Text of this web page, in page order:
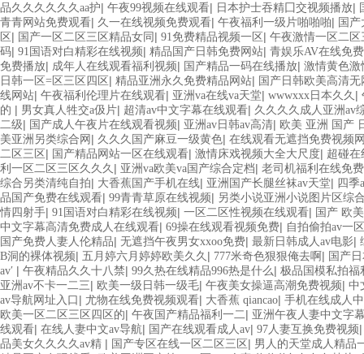
品久久久久久久aa护| 午夜99视频在线观看| 日本护士吞精囗交视频播放|
青青网站免费观看| 久一在线视频免费观看| 午夜福利一级片啪啪啪| 国
区 | 国产一区二区三区精品女同 | 91免费精品视频一区 | 午夜激情一区二区
码| 91国语对白精彩在线视频| 精品国产日韩免费网站| 青娱乐AV在线免
免费播放| 成年人在线观看福利视频| 国产精品一码在线播放| 激情黄色激
日韩一区=区三区四区 | 精品亚洲永久免费精品网站| 国产日韩欧美高清无
线网站| 午夜福利伦理片在线观看| 亚洲va在线va天堂| wwwxxx日本久久 |
的 | 男女真人牲交a伋片| 超清av中文字幕在线观看| 久久久久成人亚洲av
二级| 国产成人午夜片在线观看视频| 亚洲av日韩av高清| 欧美 亚洲 国产
美亚洲另类综合网 | 久久久国产麻豆一级黄色| 在线观看无遮挡免费视频
二区三区 | 国产精品网站一区在线观看| 激情床戏视频大全大尺度| 超碰在
利一区二区三区久久久 | 亚洲va欧美va国产综合定档| 老司机福利在线免
综合另类清纯自拍| 大香蕉国产手机在线| 亚洲国产长腿丝袜av天堂| 四季
品国产免费在线观看| 99青青草原在线视频| 另类小说亚洲小说图片区综
情四射手| 91国语对白精彩在线视频| 一区二区性视频在线观看| 国产 欧
中文字幕高清免费成人在线观看| 69操在线观看视频免费| 自拍偷拍av一
国产免费人妻人伦精品| 无遮挡午夜男女xxoo免费| 最新日韩成人av电影|
B洞的裸体视频| 五月婷六月婷婷欧美久久 | 777米奇色狠狠俺去啊 | 国产
av′ | 午夜精品久久十八禁| 99久热在线精品996热是什么| 极品国模私拍福
亚洲av不卡一二三| 欧美一级日韩一级毛| 午夜美女操逼高潮免费视频| 中
av导航网址入口 | 尤物在线免费视频观看| 大香蕉 qiancao| 手机在线成人
欧美一区二区三区四区的| 午夜国产精品福利一二| 亚洲午夜人妻中文字
线观看| 在线人妻中文av导航| 国产在线观看成人av| 97人妻互换免费视频
品美女久久久久av精 | 国产专区在线一区二区三区 | 男人的天堂成人精品